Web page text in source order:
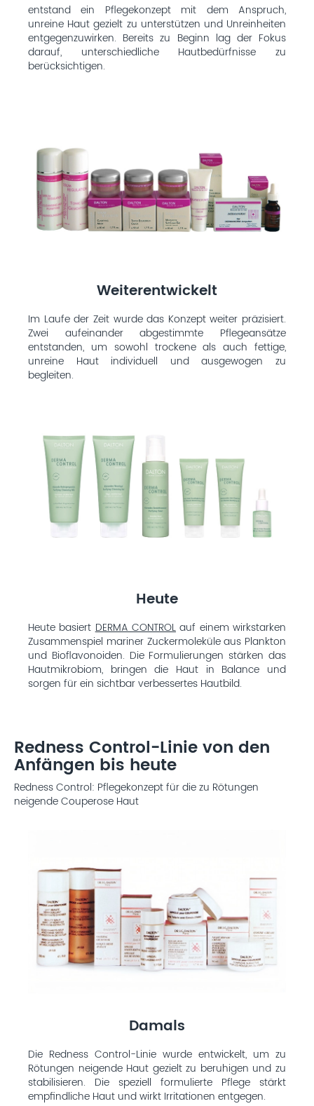
entstand ein Pflegekonzept mit dem Anspruch,
unreine Haut gezielt zu unterstützen und Unreinheiten
entgegenzuwirken. Bereits zu Beginn lag der Fokus
darauf, unterschiedliche Hautbedürfnisse zu
berücksichtigen.
Weiterentwickelt
Im Laufe der Zeit wurde das Konzept weiter präzisiert.
Zwei aufeinander abgestimmte Pflegeansätze
entstanden, um sowohl trockene als auch fettige,
unreine Haut individuell und ausgewogen zu
begleiten.
Heute
Heute basiertDERMA CONTROL auf einem wirkstarken
Zusammenspiel mariner Zuckermoleküle aus Plankton
und Bioflavonoiden. Die Formulierungen stärken das
Hautmikrobiom, bringen die Haut in Balance und
sorgen für ein sichtbar verbessertes Hautbild.
Redness Control-Linie von den
Anfängen bis heute
Redness Control: Pflegekonzept für die zu Rötungen
neigende Couperose Haut
Damals
Die Redness Control-Linie wurde entwickelt, um zu
Rötungen neigende Haut gezielt zu beruhigen und zu
stabilisieren. Die speziell formulierte Pflege stärkt
empfindliche Haut und wirkt Irritationen entgegen.